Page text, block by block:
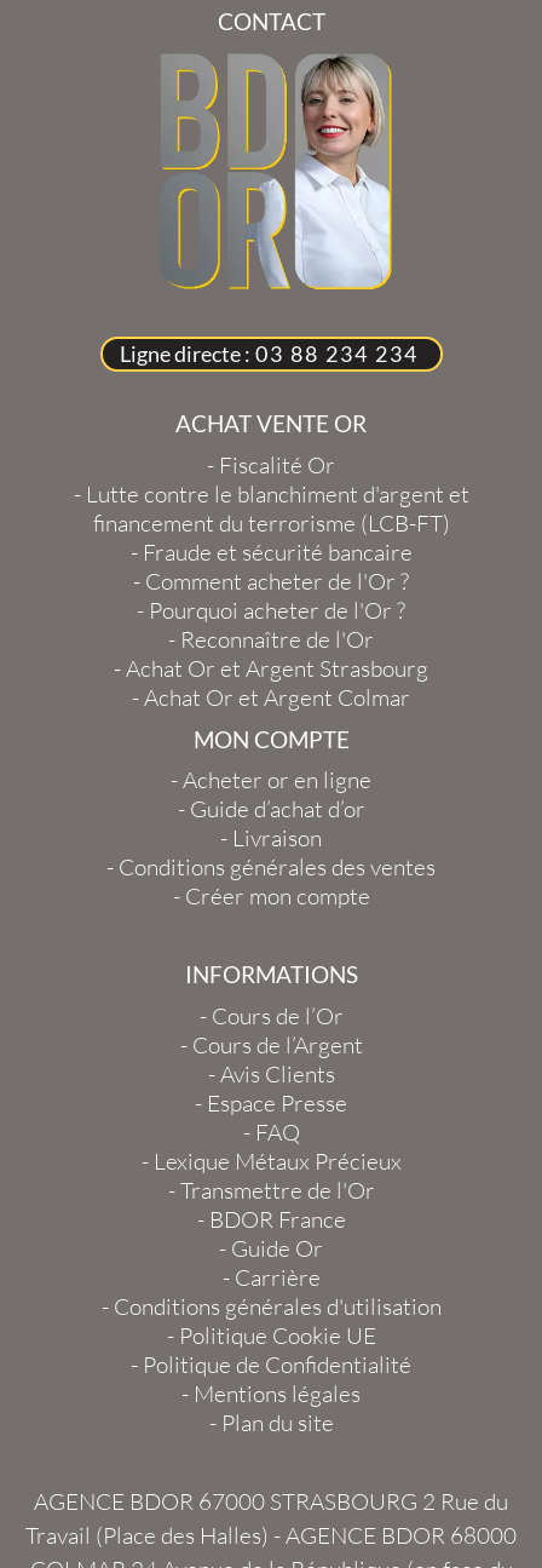
CONTACT
Ligne directe : 03 88 234 234
ACHAT VENTE OR
- Fiscalité Or
- Lutte contre le blanchiment d'argent et
financement du terrorisme (LCB-FT)
- Fraude et sécurité bancaire
- Comment acheter de l'Or ?
- Pourquoi acheter de l'Or ?
- Reconnaître de l'Or
-Achat Or et Argent Strasbourg
-Achat Or et Argent Colmar
MON COMPTE
-Acheter or en ligne
- Guide d’achat d’or
- Livraison
- Conditions générales des ventes
- Créer mon compte
INFORMATIONS
- Cours de l’Or
- Cours de l’Argent
-Avis Clients
- Espace Presse
- FAQ
- Lexique Métaux Précieux
-Transmettre de l'Or
- BDOR France
- Guide Or
- Carrière
- Conditions générales d'utilisation
- Politique Cookie UE
- Politique de Confidentialité
- Mentions légales
- Plan du site
AGENCE BDOR 67000 STRASBOURG 2 Rue du
Travail (Place des Halles) -AGENCE BDOR 68000